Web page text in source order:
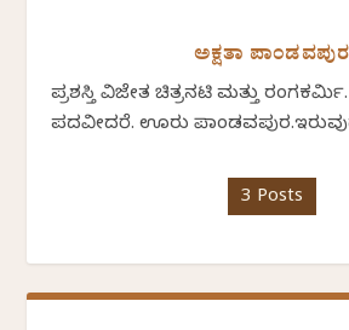
ಅಕ್ಷತಾ ಪಾಂಡವಪುರ
ಪ್ರಶಸ್ತಿ ವಿಜೇತ ಚಿತ್ರನಟಿ ಮತ್ತು
ಪದವೀದರೆ. ಊರು
3 Posts